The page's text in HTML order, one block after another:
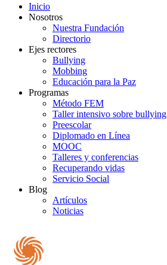
Inicio
Nosotros
Nuestra Fundación
Directorio
Ejes rectores
Bullying
Mobbing
Educación para la Paz
Programas
Método FEM
Taller intensivo sobre bullying
Preescolar
Diplomado en Línea
MOOC
Talleres y conferencias
Recuperando vidas
Servicio Social
Blog
Artículos
Noticias